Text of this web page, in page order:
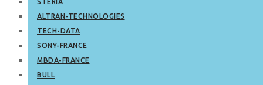
ALTRAN-TECHNOLOGIES
TECH-DATA
SONY-FRANCE
MBDA-FRANCE
BULL